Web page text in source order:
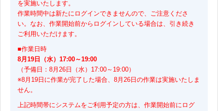
を実施いたします。
作業時間中は新たにログインできませんので、ご注意くださ
い。なお、作業開始前からログインしている場合は、引き続き
ご利用いただけます。
■作業日時
8月19日（水）17:00～19:00
（予備日：8月26日（水）17:00～19:00）
※8月19日に作業が完了した場合、8月26日の作業は実施いたしま
せん。
上記時間帯にシステムをご利用予定の方は、作業開始前にログ